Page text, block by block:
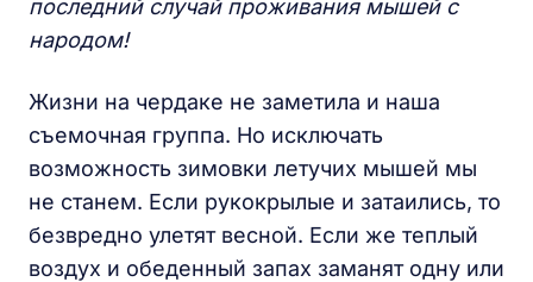
последний случай проживания мышей с
народом!
Жизни на чердаке не заметила и наша
съемочная группа. Но исключать
возможность зимовки летучих мышей мы
не станем. Если рукокрылые и затаились, то
безвредно улетят весной. Если же теплый
воздух и обеденный запах заманят одну или